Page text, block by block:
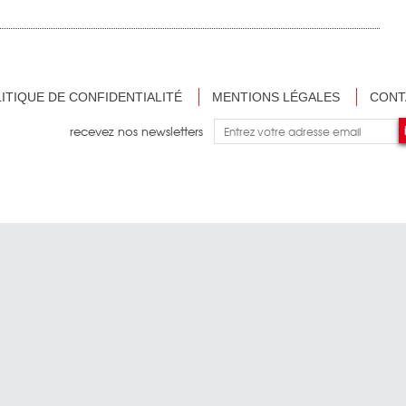
DE CONFIDENTIALITÉ MENTIONS LÉGALES
recevez nos newsletters